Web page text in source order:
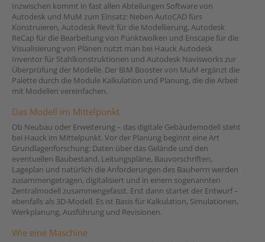
Inzwischen kommt in fast allen Abteilungen Software von
Autodesk und MuM zum Einsatz: Neben AutoCAD fürs
Konstruieren, Autodesk Revit für die Modellierung, Autodesk
ReCap für die Bearbeitung von Punktwolken und Enscape für die
Visualisierung von Plänen nutzt man bei Hauck Autodesk
Inventor für Stahlkonstruktionen und Autodesk Navisworks zur
Überprüfung der Modelle. Der BIM Booster von MuM ergänzt die
Palette durch die Module Kalkulation und Planung, die die Arbeit
mit Modellen vereinfachen.
Das Modell im Mittelpunkt
Ob Neubau oder Erweiterung – das digitale Gebäudemodell steht
bei Hauck im Mittelpunkt. Vor der Planung beginnt eine Art
Grundlagenforschung: Daten über das Gelände und den
eventuellen Baubestand, Leitungspläne, Bauvorschriften,
Lageplan und natürlich die Anforderungen des Bauherrn werden
zusammengetragen, digitalisiert und in einem sogenannten
Zentralmodell zusammengefasst. Erst dann startet der Entwurf –
ebenfalls als 3D-Modell. Es ist Basis für Kalkulation, Simulationen,
Werkplanung, Ausführung und Revisionen.
Wie eine Maschine